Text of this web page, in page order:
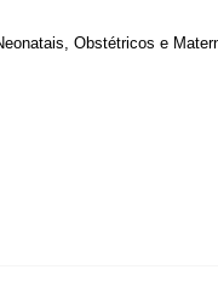
Obstétricos e